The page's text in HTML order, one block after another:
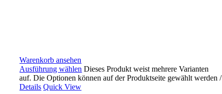
Warenkorb ansehen
Ausführung wählen Dieses Produkt weist mehrere Varianten
auf. Die Optionen können auf der Produktseite gewählt werden/
Details Quick View